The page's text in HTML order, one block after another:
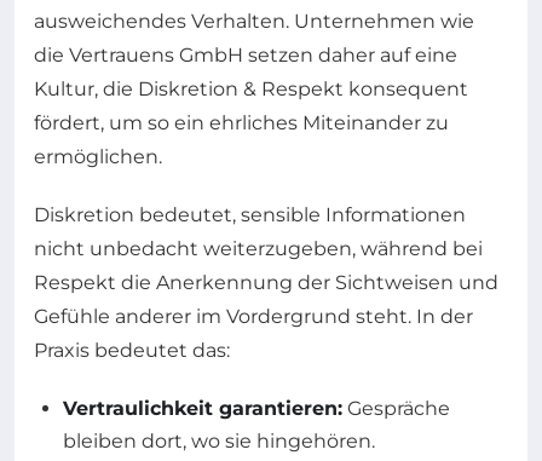
ausweichendes Verhalten. Unternehmen wie
die Vertrauens GmbH setzen daher auf eine
Kultur, die Diskretion & Respekt konsequent
fördert, um so ein ehrliches Miteinander zu
ermöglichen.
Diskretion bedeutet, sensible Informationen
nicht unbedacht weiterzugeben, während bei
Respekt die Anerkennung der Sichtweisen und
Gefühle anderer im Vordergrund steht. In der
Praxis bedeutet das:
Vertraulichkeit garantieren: Gespräche
bleiben dort, wo sie hingehören.